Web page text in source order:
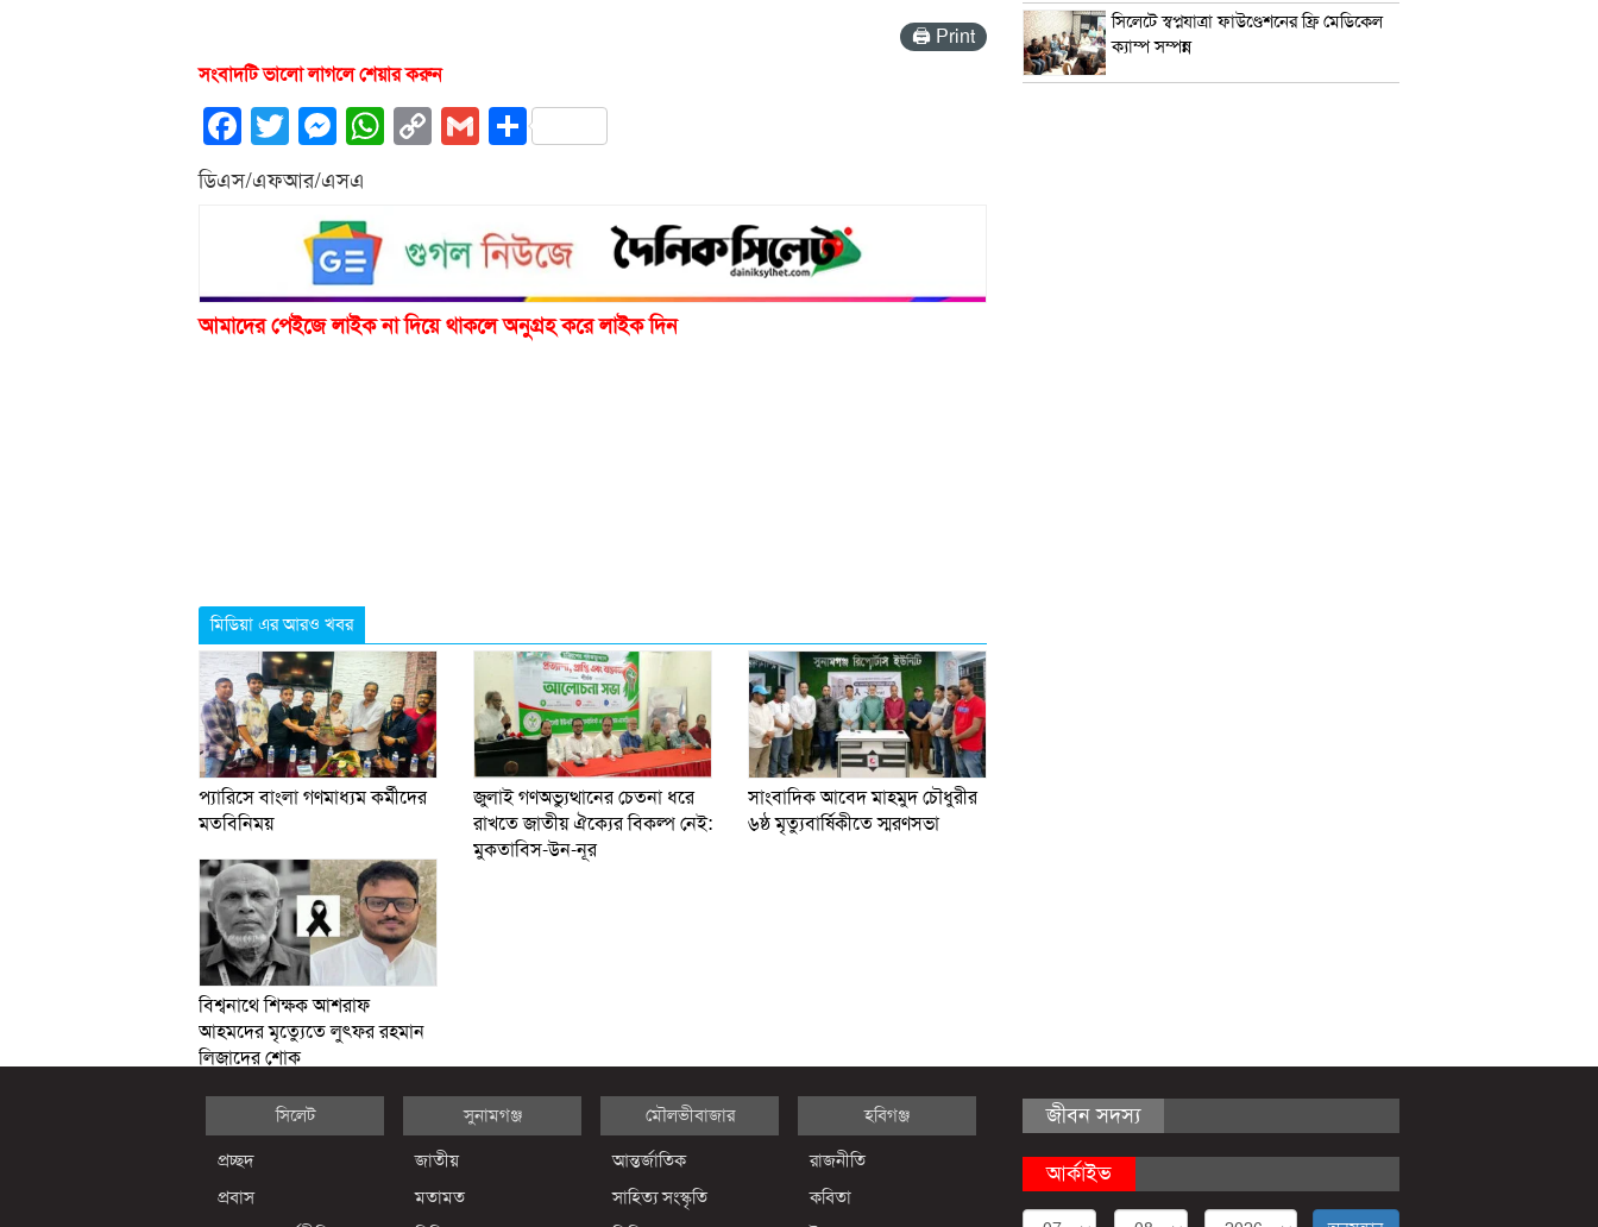
🖨 Print
সংবাদটি ভালো লাগলে শেয়ার করুন
Facebook
Twitter
Messenger
WhatsApp
CopyGmailShare
ডিএস/এফআর/এসএ
আমাদের পেইজে লাইক না দিয়ে থাকলে অনুগ্রহ করে লাইক দিন
মিডিয়া এর আরও খবর
প্যারিসে বাংলা গণমাধ্যম কর্মীদের
মতবিনিময়
জুলাই গণঅভ্যুত্থানের চেতনা ধরে
রাখতে জাতীয় ঐক্যের বিকল্প নেই:
মুকতাবিস-উন-নূর
সাংবাদিক আবেদ মাহমুদ চৌধুরীর
৬ষ্ঠ মৃত্যুবার্ষিকীতে স্মরণসভা
বিশ্বনাথে শিক্ষক আশরাফ
আহমদের মৃত্যুেতে লুৎফর রহমান
লিজাদের শোক
সিলেটে স্বপ্নযাত্রা ফাউণ্ডেশনের ফ্রি মেডিকেল
ক্যাম্প সম্পন্ন
সিলেট সুনামগঞ্জ মৌলভীবাজার হবিগঞ্জ
প্রচ্ছদ জাতীয় আন্তর্জাতিক
রাজনীতি
প্রবাস
মতামত সাহিত্য সংস্কৃতি
কবিতা
জীবন সদস্য
আর্কাইভ